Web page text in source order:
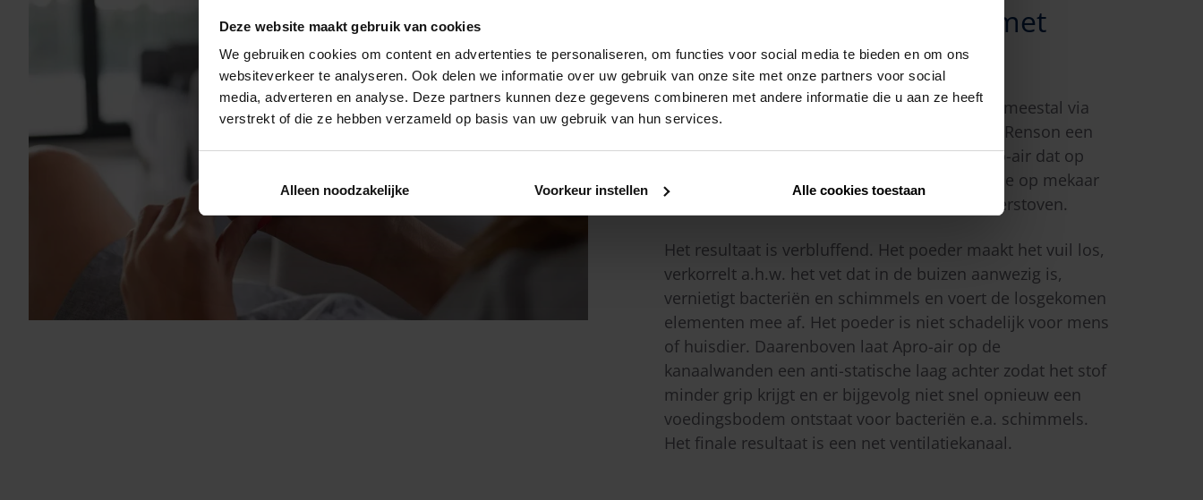
Deze website maakt gebruik van cookies
We gebruiken cookies om content en advertenties te personaliseren, om functies voor social media te bieden en om ons
websiteverkeer te analyseren. Ook delen we informatie over uw gebruik van onze site met onze partners voor social
media, adverteren en analyse. Deze partners kunnen deze gegevens combineren met andere informatie die u aan ze heeft
verstrekt of die ze hebben verzameld op basis van uw gebruik van hun services.
Alleen noodzakelijke Voorkeur instellen Alle cookies toestaan
Revolutionaire Reiniging met
Apro-Air
In tegenstelling tot de klassieke reiniging die meestal via
borstel systemen wordt uitgevoerd, hanteert Renson een
specifiek hiervoor ontwikkeld poeder nl. Apro-air dat op
een “wervelende” manier en met verschillende op mekaar
volgende schokgolven in de kanalen wordt verstoven.
Het resultaat is verbluffend. Het poeder maakt het vuil los,
verkorrelt a.h.w. het vet dat in de buizen aanwezig is,
vernietigt bacteriën en schimmels en voert de losgekomen
elementen mee af. Het poeder is niet schadelijk voor mens
of huisdier. Daarenboven laat Apro-air op de
kanaalwanden een anti-statische laag achter zodat het stof
minder grip krijgt en er bijgevolg niet snel opnieuw een
voedingsbodem ontstaat voor bacteriën e.a. schimmels.
Het finale resultaat is een net ventilatiekanaal.